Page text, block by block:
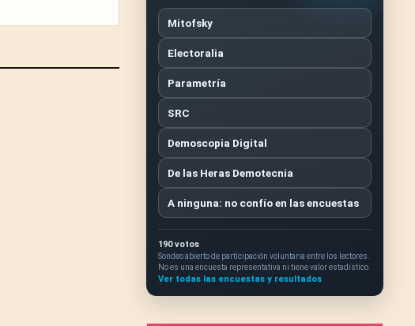
Mitofsky
Electoralia
Parametría
SRC
Demoscopia Digital
De las Heras Demotecnia
A ninguna: no confío en las encuestas
190 votos
Sondeo abierto de participación voluntaria entre los lectores.
No es una encuesta representativa ni tiene valor estadístico.
Ver todas las encuestas y resultados